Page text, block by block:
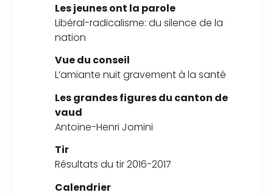
Les jeunes ont la parole
Libéral-radicalisme: du silence de la
nation
Vue du conseil
L’amiante nuit gravement à la santé
Les grandes figures du canton de
vaud
Antoine-Henri Jomini
Tir
Résultats du tir 2016-2017
Calendrier